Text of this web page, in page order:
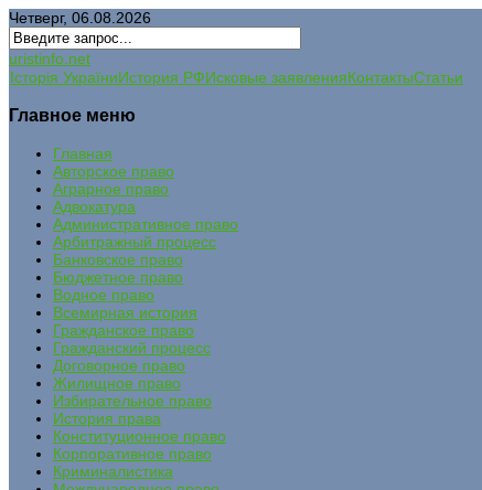
Четверг, 06.08.2026
uristinfo.net
Історія УкраїниИстория РФИсковые заявленияКонтактыСтатьи
Главное меню
Главная
Авторское право
Аграрное право
Адвокатура
Административное право
Арбитражный процесс
Банковское право
Бюджетное право
Водное право
Всемирная история
Гражданское право
Гражданский процесс
Договорное право
Жилищное право
Избирательное право
История права
Конституционное право
Корпоративное право
Криминалистика